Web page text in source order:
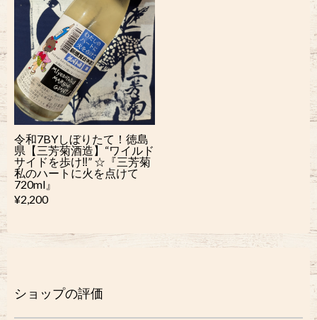
令和7BYしぼりたて！徳島
県【三芳菊酒造】“ワイルド
サイドを歩け‼︎” ☆『三芳菊
私のハートに火を点けて
720ml』
¥2,200
ショップの評価